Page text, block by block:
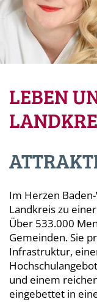
LEBEN
Im Herzen
Landkreis zu
Über 533.000
Gemeinden. Sie
Infrastruktur,
und einem
eingebettet in